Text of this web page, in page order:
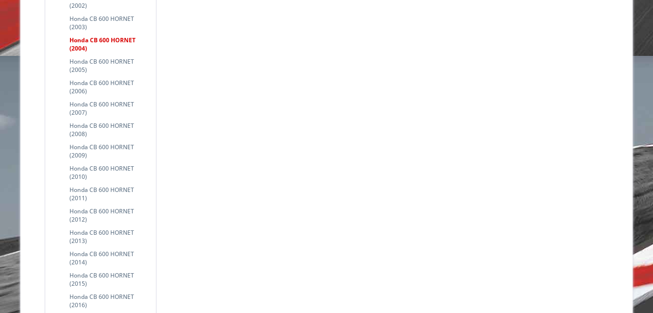
(2002)
Honda CB 600 HORNET
(2003)
Honda CB 600 HORNET
(2004)
Honda CB 600 HORNET
(2005)
Honda CB 600 HORNET
(2006)
Honda CB 600 HORNET
(2007)
Honda CB 600 HORNET
(2008)
Honda CB 600 HORNET
(2009)
Honda CB 600 HORNET
(2010)
Honda CB 600 HORNET
(2011)
Honda CB 600 HORNET
(2012)
Honda CB 600 HORNET
(2013)
Honda CB 600 HORNET
(2014)
Honda CB 600 HORNET
(2015)
Honda CB 600 HORNET
(2016)